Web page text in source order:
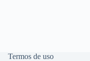
Termos de uso